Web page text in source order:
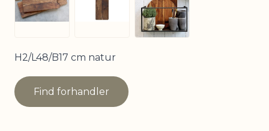
H2/L48/B17 cm natur
Find forhandler